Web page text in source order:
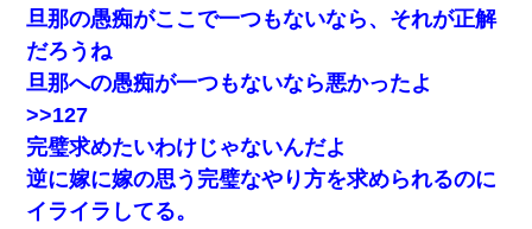
旦那の愚痴がここで一つもないなら、それが正解
だろうね
旦那への愚痴が一つもないなら悪かったよ
>>127
完璧求めたいわけじゃないんだよ
逆に嫁に嫁の思う完璧なやり方を求められるのに
イライラしてる。